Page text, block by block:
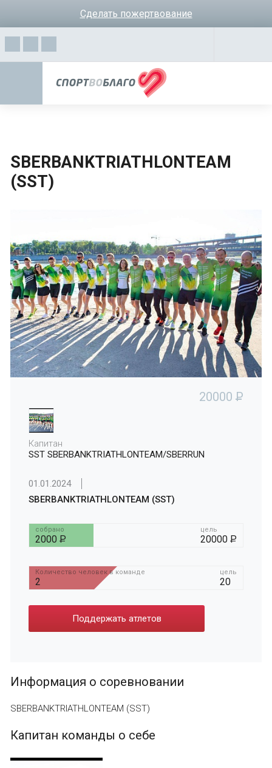
Сделать пожертвование
SBERBANKTRIATHLONTEAM
(SST)
20000 P
Капитан
SST SBERBANKTRIATHLONTEAM/SBERRUN
01.01.2024
SBERBANKTRIATHLONTEAM (SST)
собрано
2000 P
цель
20000 P
Количество человек в команде
2
цель
20
Поддержать атлетов
Информация о соревновании
SBERBANKTRIATHLONTEAM (SST)
Капитан команды о себе